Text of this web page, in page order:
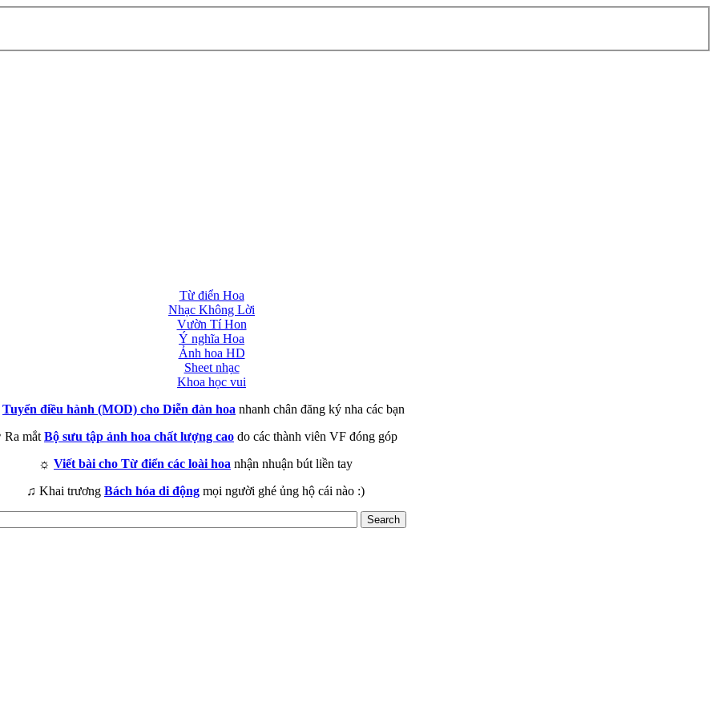
Từ điển Hoa
Nhạc Không Lời
Vườn Tí Hon
Ý nghĩa Hoa
Ảnh hoa HD
Sheet nhạc
Khoa học vui
Tuyển điều hành (MOD) cho Diễn đàn hoa nhanh chân đăng ký nha các bạn
Ra mắt Bộ sưu tập ảnh hoa chất lượng cao do các thành viên VF đóng góp
☼ Viết bài cho Từ điển các loài hoa nhận nhuận bút liền tay
♫ Khai trương Bách hóa di động mọi người ghé ủng hộ cái nào :)